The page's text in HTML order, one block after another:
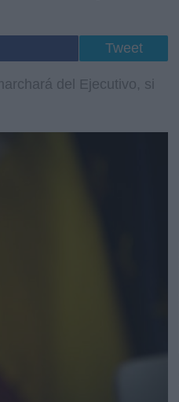
Tweet
del Ejecutivo, si